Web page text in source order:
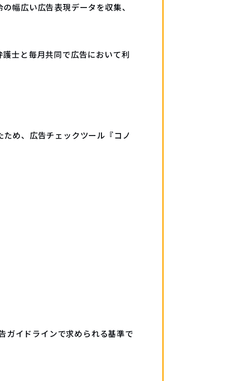
幅広い広告表現データを収集、
士と毎月共同で広告において利
め、広告チェックツール『コノ
ガイドラインで求められる基準で